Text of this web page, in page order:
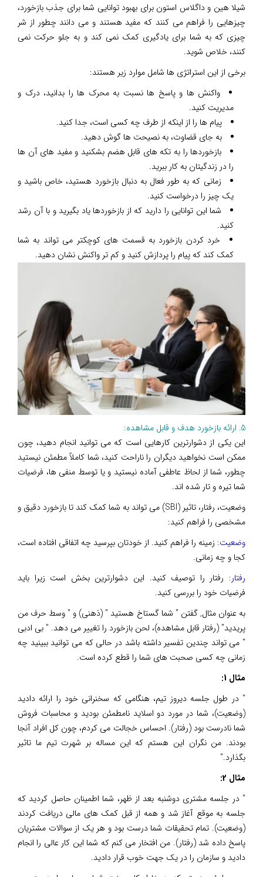
شیلا هین و داگلاس استون برای بهبود توانایی شما برای جذب بازخورد،
چیزهایی را فراهم می کنند که مفید هستند و می دانند چطور از شر
چیزی که به شما برای یادگیری کمک نمی کند و به جلو حرکت نمی
کنند، خلاص شوید.
برخی از این استراتژی ها شامل موارد زیر هستند:
واکنش ها و پاسخ ها نسبت به محرک ها را بدانید، درک و
مدیریت کنید.
پیام ها را از اینکه از طرف چه کسی است، جدا کنید.
به جای قضاوت، به نصیحت ها گوش دهید.
بازخوردها را به تکه های قابل هضم بشکنید و مفید های آن ها
را در زندگیتان به کار ببرید.
زمانی که به طور فعال به دنبال بازخورد هستید، خاص باشید و
یک چیز را درخواست کنید.
شما این توانایی را دارید که از بازخوردها یاد بگیرید و با آن رشد
کنید.
خرد کردن بازخورد به قسمت های کوچکتر می تواند به شما
کمک کند که پیام را پردازش کنید و کم تر واکنش نشان دهید.
5. ارائه بازخورد هدف و قابل مشاهده:
این یکی از دشوارترین کارهایی است که می توانید انجام دهید، چون
ممکن است نخواهید دیگران را ناراحت کنید، شما کاملاً مطمئن نیستید
چطور، شما از لحاظ عاطفی آماده نیستید و یا توسط منفی ها، فرضیات
شما تیره و تار شده اند.
وضعیت، رفتار، تاثیر (SBI) می تواند به شما کمک کند تا بازخورد دقیق و
مشخصی را فراهم کنید:
وضعیت: زمینه را فراهم کنید. از خودتان بپرسید چه اتفاقی افتاده است،
کجا و چه زمانی.
رفتار: رفتار را توصیف کنید. این دشوارترین بخش است زیرا باید
فرضیات خود را بررسی کنید.
به عنوان مثال, گفتن " شما گستاخ هستید " (ذهنی) و " وسط حرف من
پریدید" (رفتار قابل مشاهده)، لحن بازخورد را تغییر می دهد. " بی ادبی
" می تواند چندین تفسیر داشته باشد در حالی که می توانید ببینید چه
زمانی چه کسی صحبت های شما را قطع کرده است.
مثال 1:
" در طول جلسه دیروز تیم، هنگامی که سخنرانی خود را ارائه دادید
(وضعیت)، شما در مورد دو اسلاید نامطمئن بودید و محاسبات فروش
شما نادرست بود (رفتار). احساس خجالت می کردم، چون کل افراد آنجا
بودند. من نگران این هستم که این مساله بر شهرت تیم ما تاثیر
بگذارد."
مثال 2:
" در جلسه مشتری دوشنبه بعد از ظهر، شما اطمینان حاصل کردید که
جلسه به موقع آغاز شد و همه از قبل کمک های مالی دریافت کردند
(وضعیت). تمام تحقیقات شما درست بود و هر یک از سوالات مشتریان
پاسخ داده شد (رفتار). من افتخار می کنم که شما این کار عالی را انجام
دادید و سازمان را در یک جهت خوب قرار دادید.